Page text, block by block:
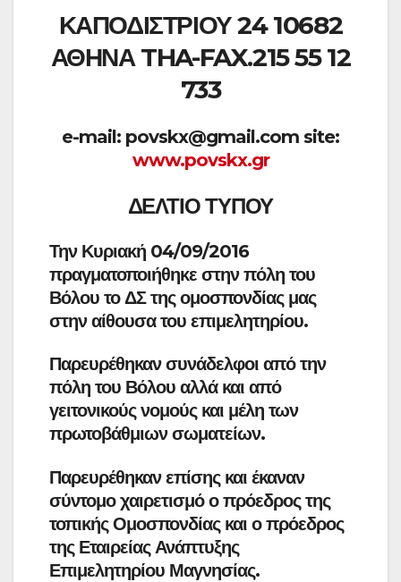
ΚΑΠΟΔΙΣΤΡΙΟΥ 24 10682
ΑΘΗΝΑ THA-FAX.215 55 12
733
e-mail: povskx@gmail.com site:
www.povskx.gr
ΔΕΛΤΙΟ ΤΥΠΟΥ
Την Κυριακή 04/09/2016
πραγματοποιήθηκε στην πόλη του
Βόλου το ΔΣ της ομοσπονδίας μας
στην αίθουσα του επιμελητηρίου.
Παρευρέθηκαν συνάδελφοι από την
πόλη του Βόλου αλλά και από
γειτονικούς νομούς και μέλη των
πρωτοβάθμιων σωματείων.
Παρευρέθηκαν επίσης και έκαναν
σύντομο χαιρετισμό ο πρόεδρος της
τοπικής Ομοσπονδίας και ο πρόεδρος
της Εταιρείας Ανάπτυξης
Επιμελητηρίου Μαγνησίας.